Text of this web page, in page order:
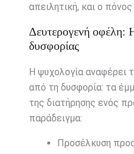
απειλητική, και ο πόνος
Δευτερογενή οφέλη:
δυσφορίας
Η ψυχολογία αναφέρει
από τη δυσφορία: τα
της διατήρησης ενός
παράδειγμα:
Προσέλκυση